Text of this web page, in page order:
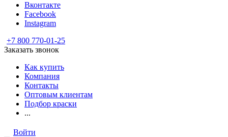
Вконтакте
Facebook
Instagram
+7 800 770-01-25
Заказать звонок
Как купить
Компания
Контакты
Оптовым клиентам
Подбор краски
...
Войти